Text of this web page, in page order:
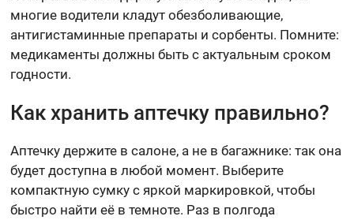
многие водители кладут обезболивающие,
антигистаминные препараты и сорбенты. Помните:
медикаменты должны быть с актуальным сроком
годности.
Как хранить аптечку правильно?
Аптечку держите в салоне, а не в багажнике: так она
будет доступна в любой момент. Выберите
компактную сумку с яркой маркировкой, чтобы
быстро найти её в темноте. Раз в полгода